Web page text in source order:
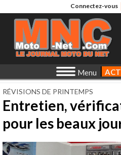
Connectez-vous
Menu
RÉVISIONS DE PRINTEMPS
Entretien,
pour les beaux